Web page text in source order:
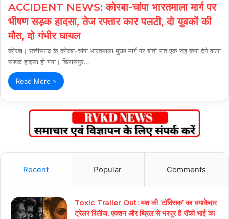
ACCIDENT NEWS: कोरबा-चांपा भारतमाला मार्ग पर
भीषण सड़क हादसा, तेज रफ्तार कार पलटी, दो युवकों की
मौत, दो गंभीर घायल
कोरबा। छत्तीसगढ़ के कोरबा-चांपा भारतमाला मुख्य मार्ग पर बीती रात एक रूह कंपा देने वाला
सड़क हादसा हो गया। बिलासपुर…
Read More »
Recent Popular Comments
Toxic Trailer Out: यश की ‘टॉक्सिक’ का धमाकेदार
ट्रेलर रिलीज, एक्शन और थ्रिल से भरपूर है रॉकी भाई का